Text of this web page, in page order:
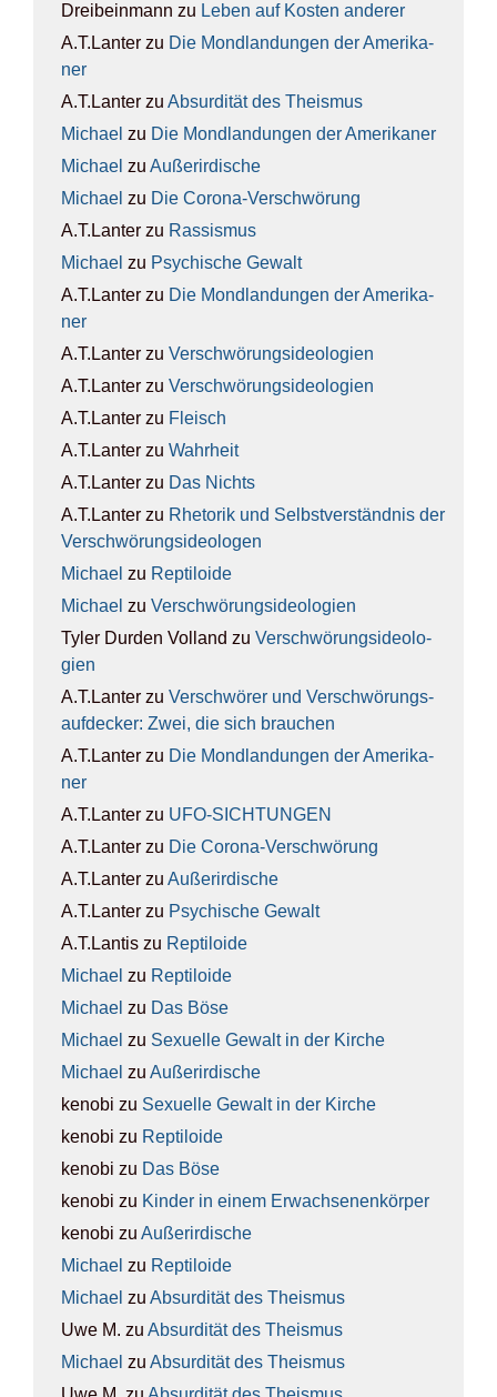
Dreibeinmann zu Leben auf Kos­ten ande­rer
A.T.Lanter zu Die Mond­lan­dun­gen der Ame­ri­ka­
ner
A.T.Lanter zu Absur­di­tät des The­is­mus
Michael zu Die Mond­lan­dun­gen der Ame­ri­ka­ner
Michael zu Außer­ir­di­sche
Michael zu Die Coro­na-Ver­schwö­rung
A.T.Lanter zu Ras­sis­mus
Michael zu Psy­chi­sche Gewalt
A.T.Lanter zu Die Mond­lan­dun­gen der Ame­ri­ka­
ner
A.T.Lanter zu Ver­schwö­rungs­ideo­lo­gien
A.T.Lanter zu Ver­schwö­rungs­ideo­lo­gien
A.T.Lanter zu Fleisch
A.T.Lanter zu Wahr­heit
A.T.Lanter zu Das Nichts
A.T.Lanter zu Rhe­to­rik und Selbst­ver­ständ­nis der
Ver­schwö­rungs­ideo­lo­gen
Michael zu Rep­ti­lo­ide
Michael zu Ver­schwö­rungs­ideo­lo­gien
Tyler Durden Volland zu Ver­schwö­rungs­ideo­lo­
gien
A.T.Lanter zu Ver­schwö­rer und Ver­schwö­rungs­
auf­de­cker: Zwei, die sich brau­chen
A.T.Lanter zu Die Mond­lan­dun­gen der Ame­ri­ka­
ner
A.T.Lanter zu UFO-SICH­TUN­GEN
A.T.Lanter zu Die Coro­na-Ver­schwö­rung
A.T.Lanter zu Außer­ir­di­sche
A.T.Lanter zu Psy­chi­sche Gewalt
A.T.Lantis zu Rep­ti­lo­ide
Michael zu Rep­ti­lo­ide
Michael zu Das Böse
Michael zu Sexu­el­le Gewalt in der Kir­che
Michael zu Außer­ir­di­sche
kenobi zu Sexu­el­le Gewalt in der Kir­che
kenobi zu Rep­ti­lo­ide
kenobi zu Das Böse
kenobi zu Kin­der in einem Erwach­se­nen­kör­per
kenobi zu Außer­ir­di­sche
Michael zu Rep­ti­lo­ide
Michael zu Absur­di­tät des The­is­mus
Uwe M. zu Absur­di­tät des The­is­mus
Michael zu Absur­di­tät des The­is­mus